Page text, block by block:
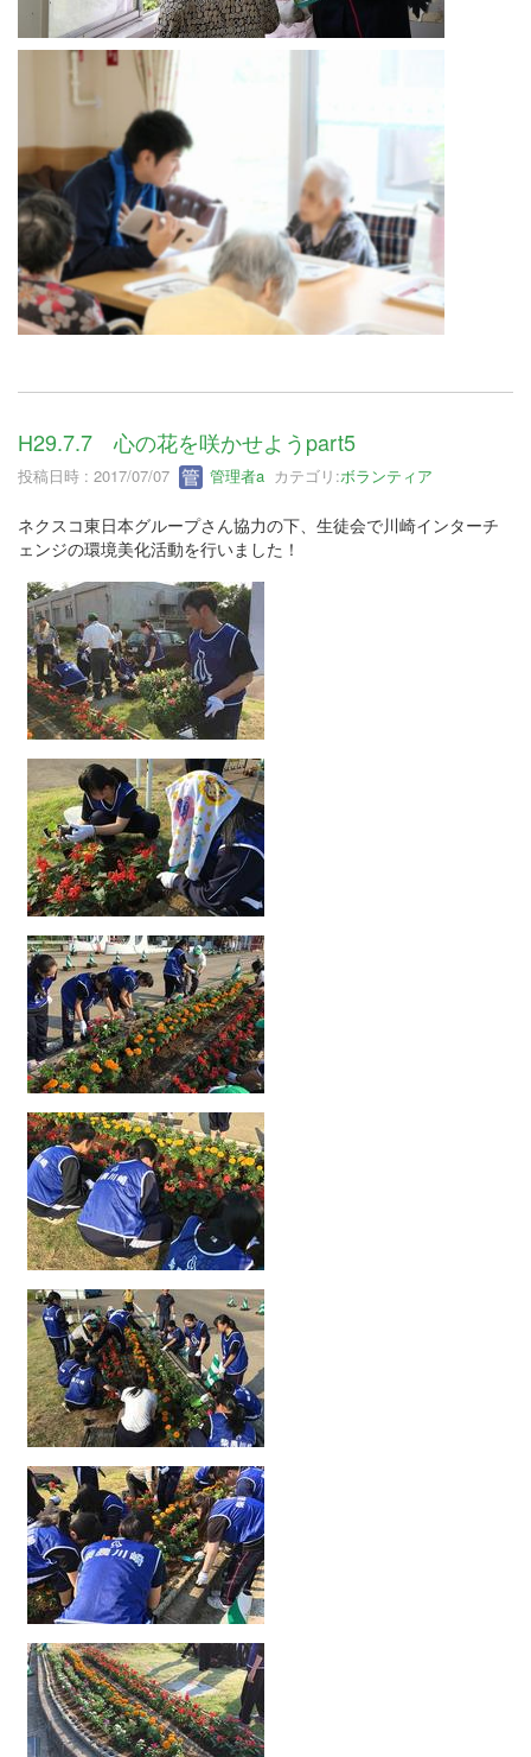
H29.7.7 心の花を咲かせようpart5
投稿日時 : 2017/07/07 管理者a カテゴリ:ボランティア
ネクスコ東日本グループさん協力の下、生徒会で川崎インターチ
ェンジの環境美化活動を行いました！